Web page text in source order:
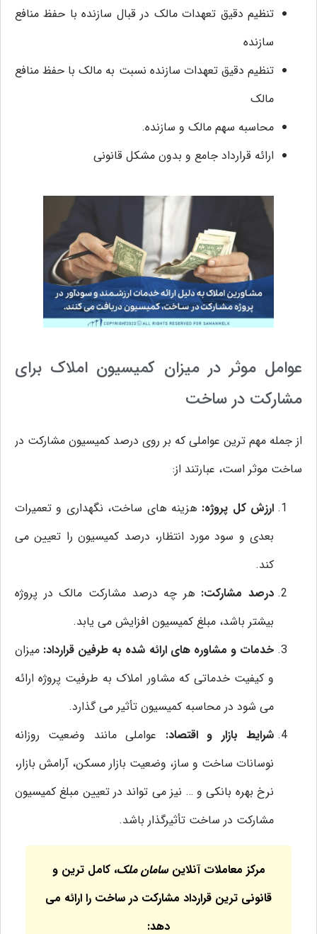
تنظیم دقیق تعهدات مالک در قبال سازنده با حفظ منافع
سازنده
تنظیم دقیق تعهدات سازنده نسبت به مالک با حفظ منافع
مالک
محاسبه سهم مالک و سازنده.
ارائه قرارداد جامع و بدون مشکل قانونی
عوامل موثر در میزان کمیسیون املاک برای
مشارکت در ساخت
از جمله مهم ترین عواملی که بر روی درصد کمیسیون مشارکت در
ساخت موثر است، عبارتند از:
ارزش کل پروژه: هزینه‌ های ساخت، نگهداری و تعمیرات
بعدی و سود مورد انتظار، درصد کمیسیون را تعیین می
کند.
درصد مشارکت: هر چه درصد مشارکت مالک در پروژه
بیشتر باشد، مبلغ کمیسیون افزایش می یابد.
خدمات و مشاوره ‌های ارائه شده به طرفین قرارداد: میزان
و کیفیت خدماتی که مشاور املاک به طرفیت پروژه ارائه
می شود در محاسبه کمیسیون تأثیر می گذارد.
شرایط بازار و اقتصاد: عواملی مانند وضعیت روزانه
نوسانات ساخت و ساز، وضعیت بازار مسکن، آرامش بازار،
نرخ بهره بانکی و … نیز می ‌تواند در تعیین مبلغ کمیسیون
مشارکت در ساخت تأثیرگذار باشد.
مرکز معاملات آنلاین سامان ملک، کامل ترین و
قانونی ترین قرارداد مشارکت در ساخت را ارائه می
دهد: